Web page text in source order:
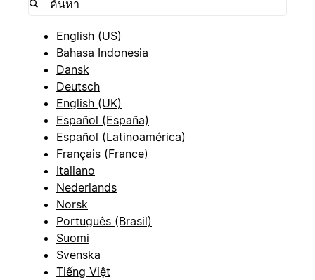
English (US)
Bahasa Indonesia
Dansk
Deutsch
English (UK)
Español (España)
Español (Latinoamérica)
Français (France)
Italiano
Nederlands
Norsk
Português (Brasil)
Suomi
Svenska
Tiếng Việt